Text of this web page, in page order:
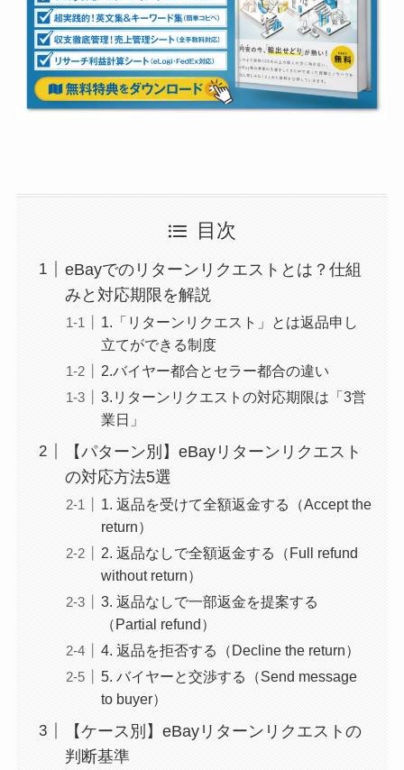
目次
eBayでのリターンリクエストとは？仕組
みと対応期限を解説
1.「リターンリクエスト」とは返品申し
立てができる制度
2.バイヤー都合とセラー都合の違い
3.リターンリクエストの対応期限は「3営
業日」
【パターン別】eBayリターンリクエスト
の対応方法5選
1. 返品を受けて全額返金する（Accept the
return）
2. 返品なしで全額返金する（Full refund
without return）
3. 返品なしで一部返金を提案する
（Partial refund）
4. 返品を拒否する（Decline the return）
5. バイヤーと交渉する（Send message
to buyer）
【ケース別】eBayリターンリクエストの
判断基準